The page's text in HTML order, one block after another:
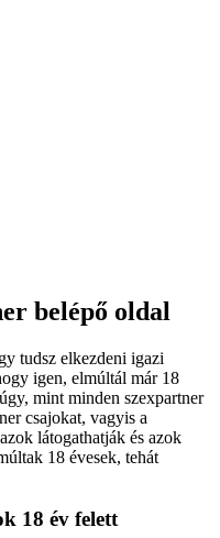
belépő oldal
tudsz elkezdeni igazi
igen, elmúltál már 18
mint minden szexpartner
csajokat, vagyis a
látogathatják és azok
18 évesek, tehát
18 év felett